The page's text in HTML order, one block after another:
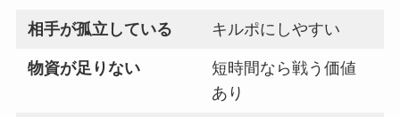
相手が孤立している キルポにしやすい
物資が足りない
短時間なら戦う価値
あり